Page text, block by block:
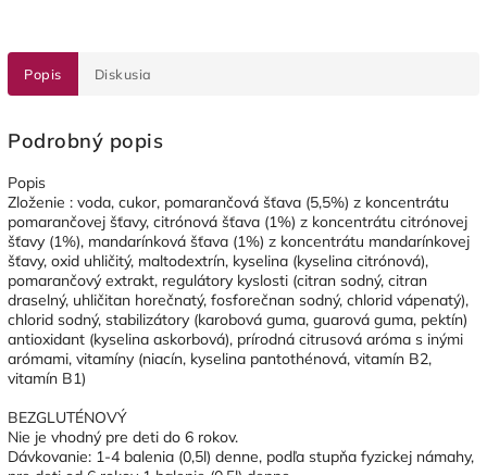
Popis Diskusia
Podrobný popis
Popis
Zloženie : voda, cukor, pomarančová šťava (5,5%) z koncentrátu
pomarančovej šťavy, citrónová šťava (1%) z koncentrátu citrónovej
šťavy (1%), mandarínková šťava (1%) z koncentrátu mandarínkovej
šťavy, oxid uhličitý, maltodextrín, kyselina (kyselina citrónová),
pomarančový extrakt, regulátory kyslosti (citran sodný, citran
draselný, uhličitan horečnatý, fosforečnan sodný, chlorid vápenatý),
chlorid sodný, stabilizátory (karobová guma, guarová guma, pektín)
antioxidant (kyselina askorbová), prírodná citrusová aróma s inými
arómami, vitamíny (niacín, kyselina pantothénová, vitamín B2,
vitamín B1)
BEZGLUTÉNOVÝ
Nie je vhodný pre deti do 6 rokov.
Dávkovanie: 1-4 balenia (0,5l) denne, podľa stupňa fyzickej námahy,